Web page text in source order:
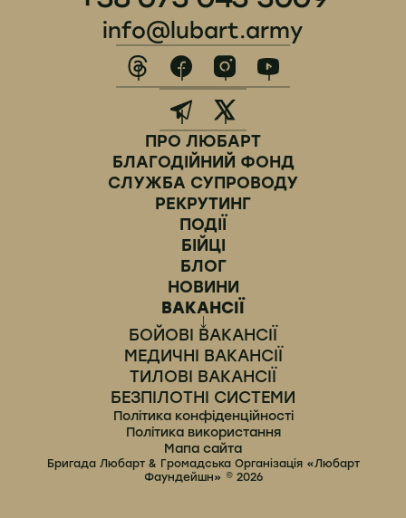
info@lubart.army
ПРО ЛЮБАРТ
БЛАГОДІЙНИЙ ФОНД
СЛУЖБА СУПРОВОДУ
РЕКРУТИНГ
ПОДІЇ
БІЙЦІ
БЛОГ
НОВИНИ
ВАКАНСІЇ
БОЙОВІ ВАКАНСІЇ
МЕДИЧНІ ВАКАНСІЇ
ТИЛОВІ ВАКАНСІЇ
БЕЗПІЛОТНІ СИСТЕМИ
Політика конфіденційності
Політика використання
Мапа сайта
Бригада Любарт & Громадська Організація «Любарт
Фаундейшн» © 2026